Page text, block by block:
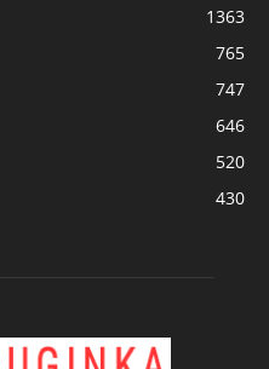
1363
765
747
646
520
430